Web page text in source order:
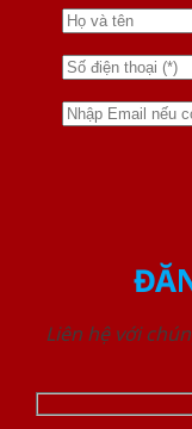
Liên hệ với